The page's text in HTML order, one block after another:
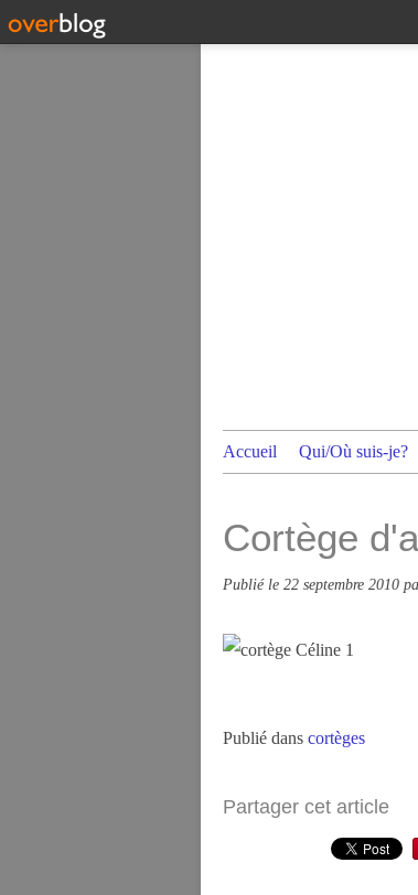
Accueil Qui/Où suis-je?
Cortège
Publié le 22 septembre 2010
Publié dans cortèges
Partager cet article